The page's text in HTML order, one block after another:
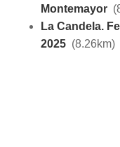
Montemayor
La Candela.
2025 (8.26km)